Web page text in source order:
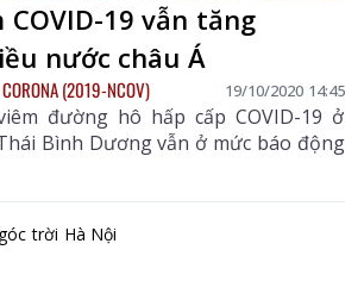
COVID-19 vẫn tăng
nước châu Á
(2019-NCOV) 19/10/2020 14:45
đường hô hấp cấp COVID-19 ở
Bình Dương vẫn ở mức báo động